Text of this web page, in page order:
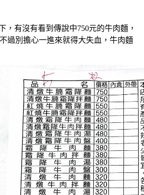
，有沒有看到傳說中750元的牛肉麵，
過別擔心一進來就得大失血，牛肉麵